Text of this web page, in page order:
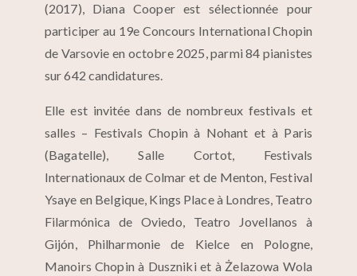
(2017), Diana Cooper est sélectionnée pour
participer au 19e Concours International Chopin
de Varsovie en octobre 2025, parmi 84 pianistes
sur 642 candidatures.
Elle est invitée dans de nombreux festivals et
salles – Festivals Chopin à Nohant et à Paris
(Bagatelle), Salle Cortot, Festivals
Internationaux de Colmar et de Menton, Festival
Ysaye en Belgique, Kings Place à Londres, Teatro
Filarmónica de Oviedo, Teatro Jovellanos à
Gijón, Philharmonie de Kielce en Pologne,
Manoirs Chopin à Duszniki et à Żelazowa Wola